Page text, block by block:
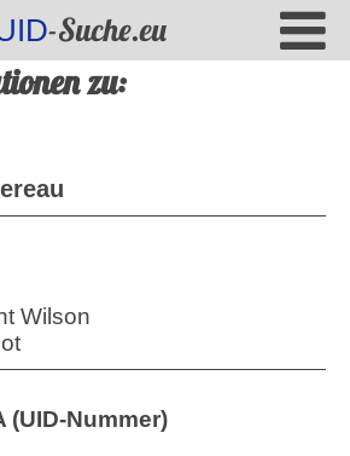
-Suche.eu
zu:
Wilson
(UID-Nummer)